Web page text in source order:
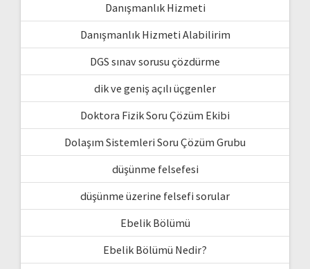
Danışmanlık Hizmeti
Danışmanlık Hizmeti Alabilirim
DGS sınav sorusu çözdürme
dik ve geniş açılı üçgenler
Doktora Fizik Soru Çözüm Ekibi
Dolaşım Sistemleri Soru Çözüm Grubu
düşünme felsefesi
düşünme üzerine felsefi sorular
Ebelik Bölümü
Ebelik Bölümü Nedir?